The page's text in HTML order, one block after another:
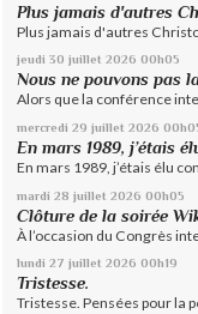
Plus jamais d'autres
Plus jamais d'autres
jeudi 30 juillet 2026 00h05
Nous ne pouvons pas
Alors que la conférence
mercredi 29 juillet 2026
En mars 1989, j’étais
En mars 1989, j’étais élu
mardi 28 juillet 2026 00h05
Clôture de la soirée
À l’occasion du Congrès
lundi 27 juillet 2026 00h19
Tristesse.
Tristesse. Pensées pour la